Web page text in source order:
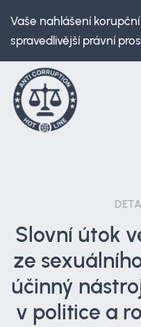
Vaše nahlášení
spravedlivější právní
Slovní útok
ze
účinný
v politice a